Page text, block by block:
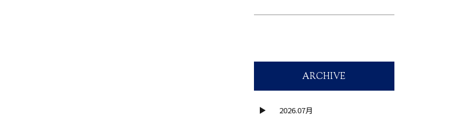
ARCHIVE
2026.07月